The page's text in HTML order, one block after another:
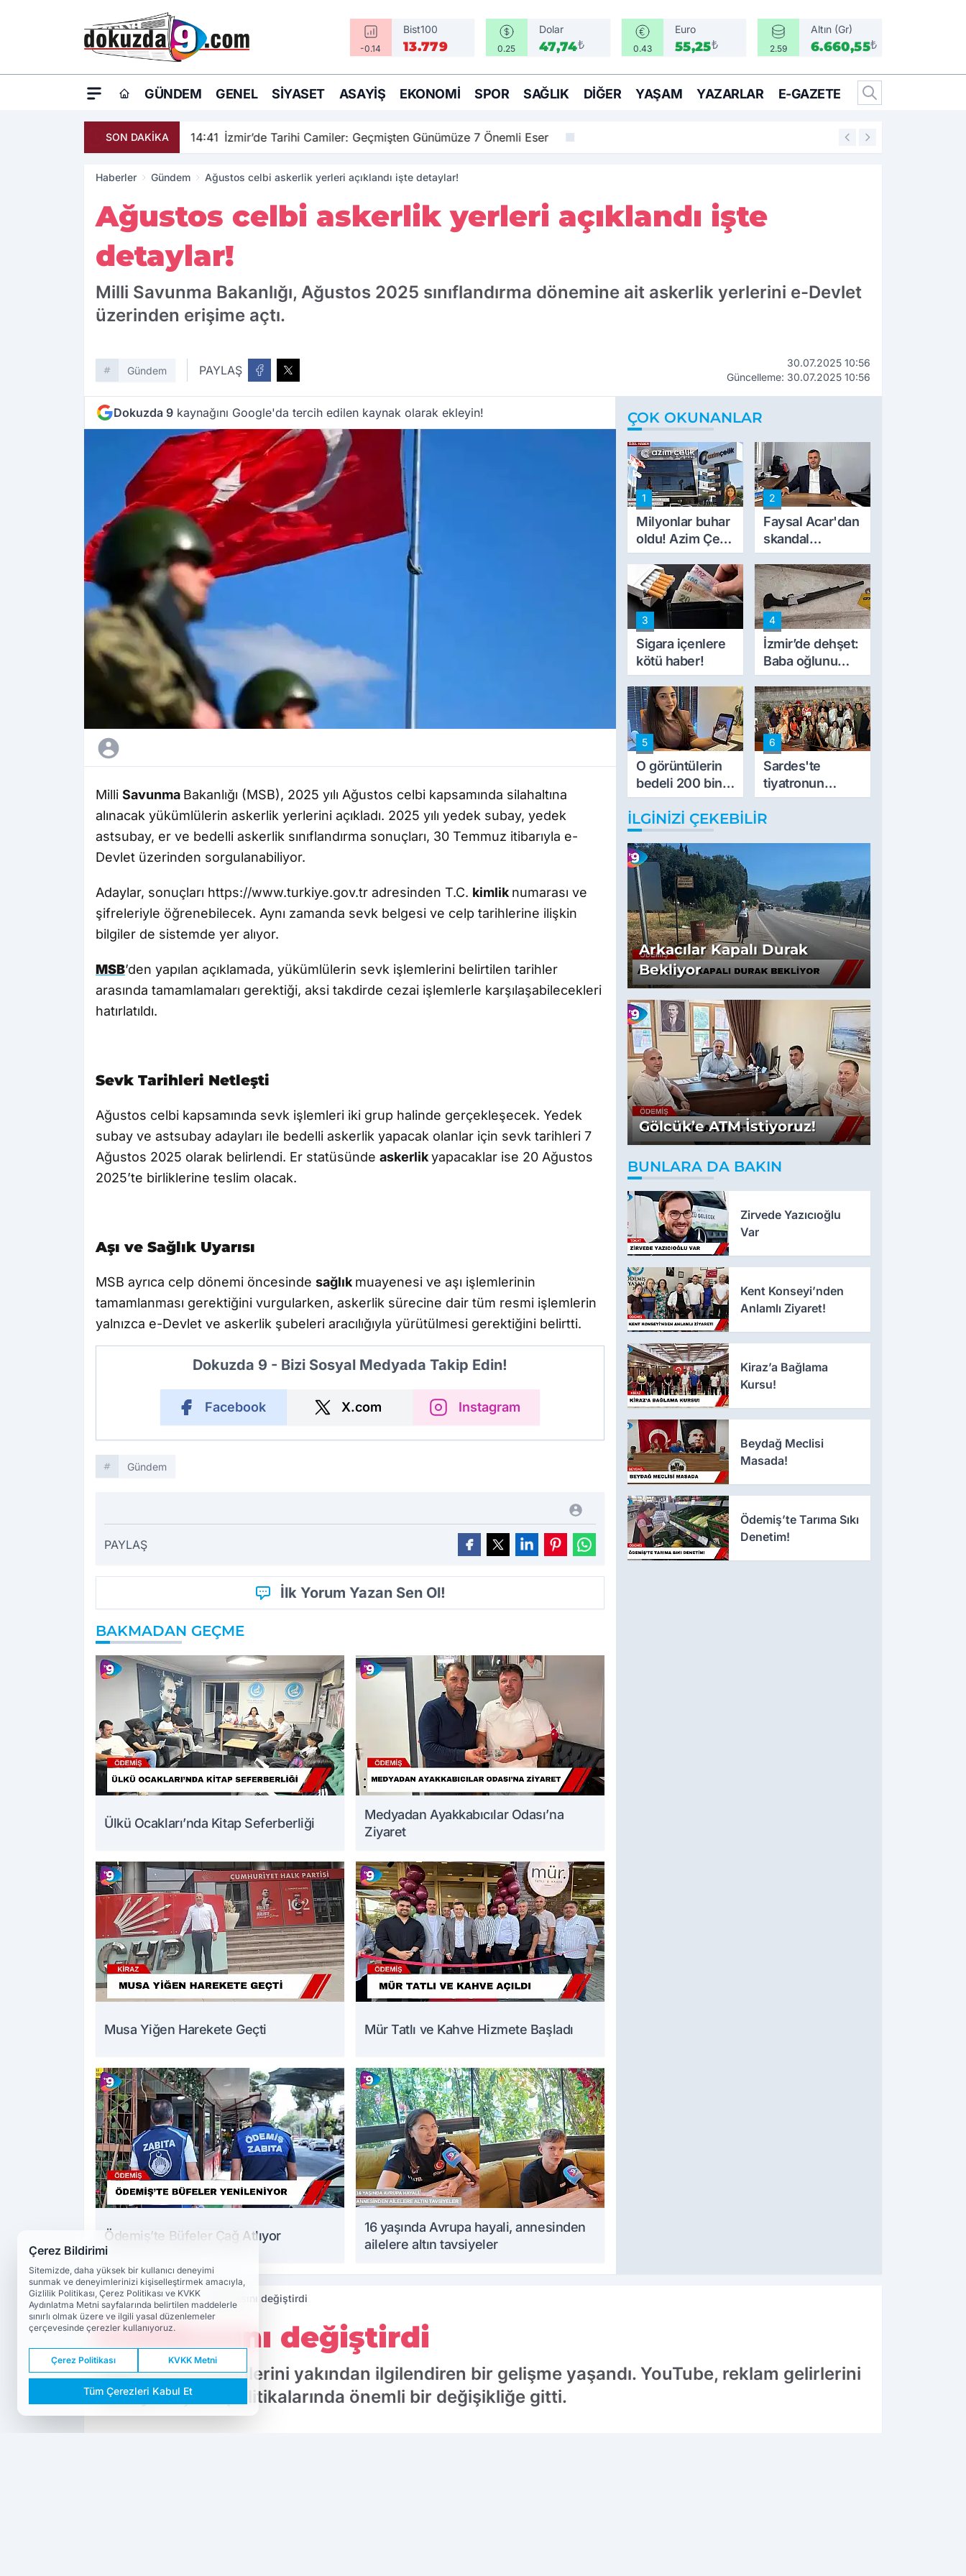
-0.14
Bist100
13.779 0.25
Dolar
47,74₺ 0.43
Euro
55,25₺ 2.59
Altın (Gr)
6.660,55₺
GÜNDEM GENEL SIYASET ASAYIŞ EKONOMI SPOR SAĞLIK DIĞER YAŞAM YAZARLAR E-GAZETE
SON DAKİKA 14:41 İzmir’de Tarihi Camiler: Geçmişten Günümüze 7 Önemli Eser 14:25
Haberler Gündem Ağustos celbi askerlik yerleri açıklandı işte detaylar!
Ağustos celbi askerlik yerleri açıklandı işte
detaylar!
Milli Savunma Bakanlığı, Ağustos 2025 sınıflandırma dönemine ait askerlik yerlerini e-Devlet
üzerinden erişime açtı.
Gündem PAYLAŞ
30.07.2025 10:56
Güncelleme: 30.07.2025 10:56
Dokuzda 9 kaynağını Google'da tercih edilen kaynak olarak ekleyin!
Milli Savunma Bakanlığı (MSB), 2025 yılı Ağustos celbi kapsamında silahaltına
alınacak yükümlülerin askerlik yerlerini açıkladı. 2025 yılı yedek subay, yedek
astsubay, er ve bedelli askerlik sınıflandırma sonuçları, 30 Temmuz itibarıyla e-
Devlet üzerinden sorgulanabiliyor.
Adaylar, sonuçları https://www.turkiye.gov.tr adresinden T.C. kimlik numarası ve
şifreleriyle öğrenebilecek. Aynı zamanda sevk belgesi ve celp tarihlerine ilişkin
bilgiler de sistemde yer alıyor.
MSB’den yapılan açıklamada, yükümlülerin sevk işlemlerini belirtilen tarihler
arasında tamamlamaları gerektiği, aksi takdirde cezai işlemlerle karşılaşabilecekleri
hatırlatıldı.
Sevk Tarihleri Netleşti
Ağustos celbi kapsamında sevk işlemleri iki grup halinde gerçekleşecek. Yedek
subay ve astsubay adayları ile bedelli askerlik yapacak olanlar için sevk tarihleri 7
Ağustos 2025 olarak belirlendi. Er statüsünde askerlikyapacaklar ise 20 Ağustos
2025’te birliklerine teslim olacak.
Aşı ve Sağlık Uyarısı
MSB ayrıca celp dönemi öncesinde sağlık muayenesi ve aşı işlemlerinin
tamamlanması gerektiğini vurgularken, askerlik sürecine dair tüm resmi işlemlerin
yalnızca e-Devlet ve askerlik şubeleri aracılığıyla yürütülmesi gerektiğini belirtti.
Dokuzda 9 - Bizi Sosyal Medyada Takip Edin!
Facebook X.com Instagram
Gündem
PAYLAŞ
İlk Yorum Yazan Sen Ol!
BAKMADAN GEÇME
Ülkü Ocakları’nda Kitap Seferberliği
Medyadan Ayakkabıcılar Odası’na
Ziyaret
Musa Yiğen Harekete Geçti Mür Tatlı ve Kahve Hizmete Başladı
Ödemiş’te Büfeler Çağ Atlıyor
16 yaşında Avrupa hayali, annesinden
ailelere altın tavsiyeler
ÇOK OKUNANLAR
1
Milyonlar buhar
oldu! Azim Çelik
inşaat mağduru
ilk kez konuştu
2
Faysal Acar'dan
skandal
açıklamalar:
'Haluk Levent
peynircilerimizi
de kıskaca aldı,
müdahale ettik'
3
Sigara içenlere
kötü haber!
4
İzmir’de dehşet:
Baba oğlunu
vurdu
5
O görüntülerin
bedeli 200 bin
TL
6
Sardes'te
tiyatronun
imece ruhu
binlerce yıllık
İLGINIZI ÇEKEBILIR
Arkacılar Kapalı Durak
Bekliyor
Gölcük’e ATM İstiyoruz!
BUNLARA DA BAKIN
Zirvede Yazıcıoğlu
Var
Kent Konseyi’nden
Anlamlı Ziyaret!
Kiraz’a Bağlama
Kursu!
Beydağ Meclisi
Masada!
Ödemiş’te Tarıma Sıkı
Denetim!
Haberler Gündem Politikasını değiştirdi
Politikasını değiştirdi
Dijital içerik üreticilerini yakından ilgilendiren bir gelişme yaşandı. YouTube, reklam gelirlerini
etkileyen içerik politikalarında önemli bir değişikliğe gitti.
Çerez Bildirimi
Sitemizde, daha yüksek bir kullanıcı deneyimi
sunmak ve deneyimlerinizi kişiselleştirmek amacıyla,
Gizlilik Politikası, Çerez Politikası ve KVKK
Aydınlatma Metni sayfalarında belirtilen maddelerle
sınırlı olmak üzere ve ilgili yasal düzenlemeler
çerçevesinde çerezler kullanıyoruz.
Çerez Politikası KVKK Metni
Tüm Çerezleri Kabul Et